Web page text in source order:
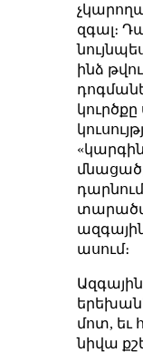
զգալ։
ինձ
կուրծքը
ասում։
մոտ, եւ
նիվա